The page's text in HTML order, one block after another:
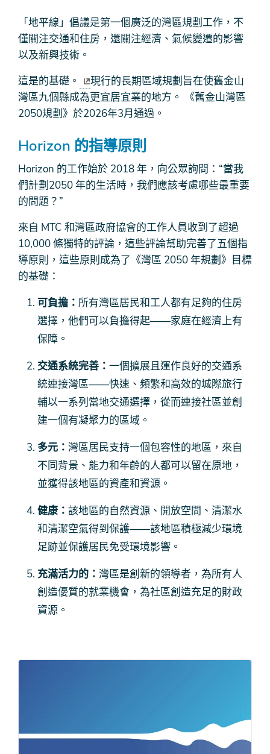
「地平線」倡議是第一個廣泛的灣區規劃工作，不
僅關注交通和住房，還關注經濟、氣候變遷的影響
以及新興技術。
這是的基礎。
現行的長期區域規劃旨在使舊金山
灣區九個縣成為更宜居宜業的地方。 《舊金山灣區
2050規劃》於2026年3月通過。
Horizo​​n 的指導原則
Horizo​​n 的工作始於 2018 年，向公眾詢問：“當我
們計劃2050 年的生活時，我們應該考慮哪些最重要
的問題？”
來自 MTC 和灣區政府協會的工作人員收到了超過
10,000 條獨特的評論，這些評論幫助完善了五個指
導原則，這些原則成為了《灣區 2050 年規劃》目標
的基礎：
可負擔： 所有灣區居民和工人都有足夠的住房
選擇，他們可以負擔得起——家庭在經濟上有
保障。
交通系統完善： 一個擴展且運作良好的交通系
統連接灣區——快速、頻繁和高效的城際旅行
輔以一系列當地交通選擇，從而連接社區並創
建一個有凝聚力的區域。
多元： 灣區居民支持一個包容性的地區，來自
不同背景、能力和年齡的人都可以留在原地，
並獲得該地區的資產和資源。
健康： 該地區的自然資源、開放空間、清潔水
和清潔空氣得到保護——該地區積極減少環境
足跡並保護居民免受環境影響。
充滿活力的： 灣區是創新的領導者，為所有人
創造優質的就業機會，為社區創造充足的財政
資源。